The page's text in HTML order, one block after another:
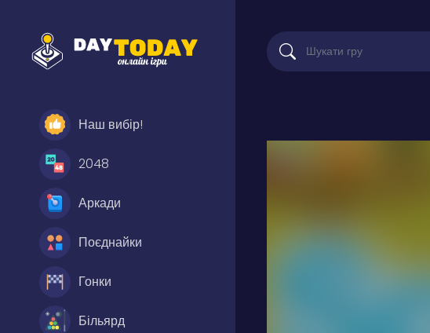
Наш вибір!
2048
Аркади
Поєднайки
Гонки
Більярд